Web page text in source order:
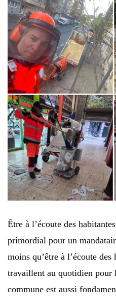
Être à l’écoute des
primordial pour un
moins qu’être à l’écoute
travaillent au quotidien pour
commune est aussi